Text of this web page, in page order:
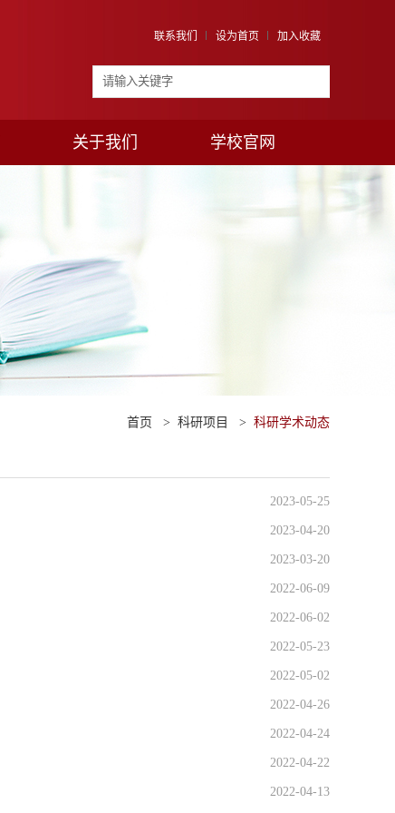
联系我们 设为首页 加入收藏
关于我们 学校官网
首页 > 科研项目 > 科研学术动态
2023-05-25
2023-04-20
2023-03-20
2022-06-09
2022-06-02
2022-05-23
2022-05-02
2022-04-26
2022-04-24
2022-04-22
2022-04-13